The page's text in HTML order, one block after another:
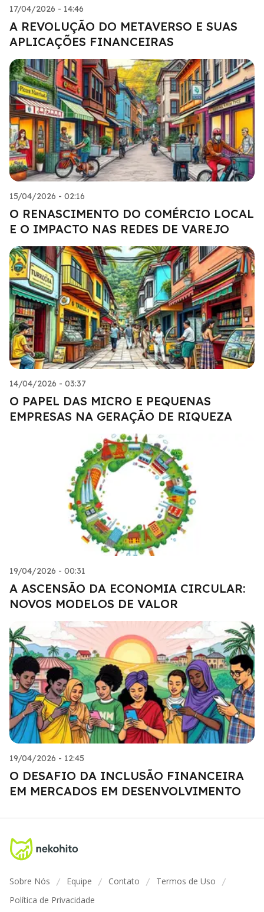
17/04/2026 - 14:46
A REVOLUÇÃO DO METAVERSO E SUAS
APLICAÇÕES FINANCEIRAS
15/04/2026 - 02:16
O RENASCIMENTO DO COMÉRCIO LOCAL
E O IMPACTO NAS REDES DE VAREJO
14/04/2026 - 03:37
O PAPEL DAS MICRO E PEQUENAS
EMPRESAS NA GERAÇÃO DE RIQUEZA
19/04/2026 - 00:31
A ASCENSÃO DA ECONOMIA CIRCULAR:
NOVOS MODELOS DE VALOR
19/04/2026 - 12:45
O DESAFIO DA INCLUSÃO FINANCEIRA
EM MERCADOS EM DESENVOLVIMENTO
Sobre Nós / Equipe / Contato / Termos de Uso /
Política de Privacidade